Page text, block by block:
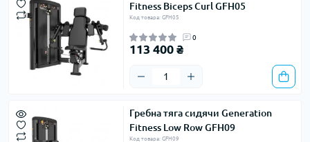
Fitness Biceps Curl GFH05
Код товара: GFH05
0
113 400 ₴
Гребна тяга сидячи Generation
Fitness Low Row GFH09
Код товара: GFH09